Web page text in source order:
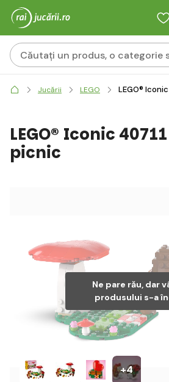
Jucării LEGO LEGO®
+4
Ne pare rău, dar
produsului s-a
LEGO® Iconic
picnic